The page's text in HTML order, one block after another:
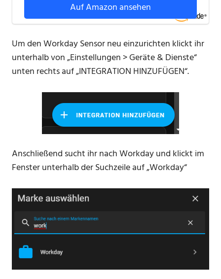
Auf Amazon ansehen
Um den Workday Sensor neu einzurichten klickt ihr
unterhalb von „Einstellungen > Geräte & Dienste“
unten rechts auf „INTEGRATION HINZUFÜGEN“.
Anschließend sucht ihr nach Workday und klickt im
Fenster unterhalb der Suchzeile auf „Workday“